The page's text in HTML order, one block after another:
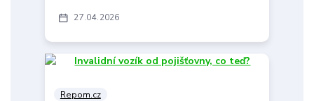
27 04 2026
Repom.cz